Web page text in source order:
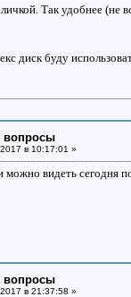
Так удобнее (не
диск буду
вопросы
в 10:17:01 »
видеть сегодня
вопросы
в 21:37:58 »